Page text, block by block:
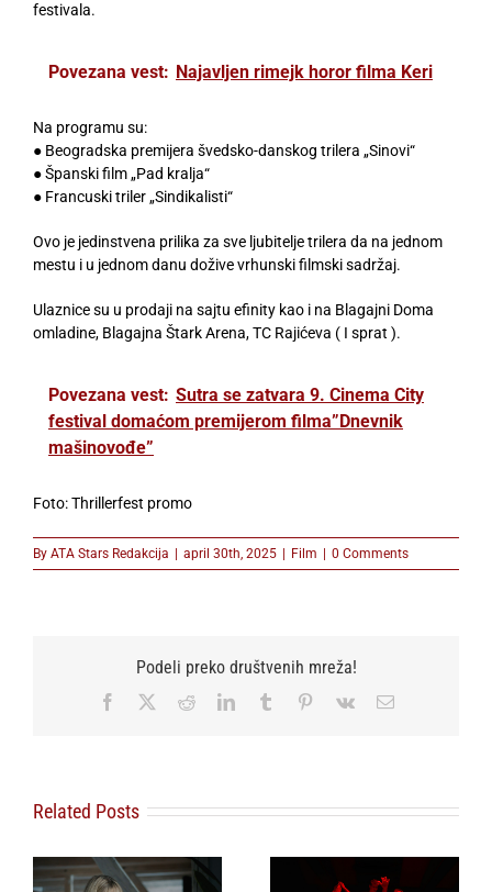
festivala.
Povezana vest: Najavljen rimejk horor filma Keri
Na programu su:
● Beogradska premijera švedsko-danskog trilera „Sinovi“
● Španski film „Pad kralja“
● Francuski triler „Sindikalisti“
Ovo je jedinstvena prilika za sve ljubitelje trilera da na jednom
mestu i u jednom danu dožive vrhunski filmski sadržaj.
Ulaznice su u prodaji na sajtu efinity kao i na Blagajni Doma
omladine, Blagajna Štark Arena, TC Rajićeva ( I sprat ).
Povezana vest: Sutra se zatvara 9. Cinema City
festival domaćom premijerom filma”Dnevnik
mašinovođe”
Foto: Thrillerfest promo
By ATA Stars Redakcija april 30th, 2025 Film 0 Comments
Podeli preko društvenih mreža!
Facebook RedditLinkedInTumblr Pinterest
Vk Email
Related Posts